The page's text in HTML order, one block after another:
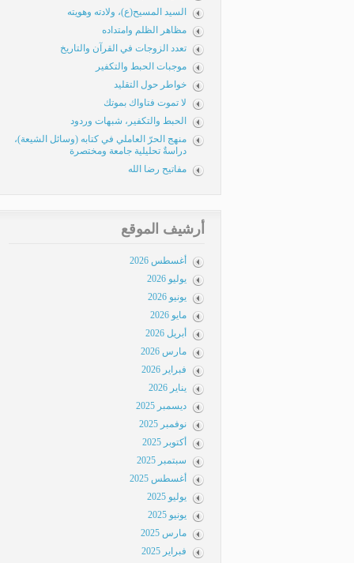
السيد المسيح(ع)، ولادته وهويته
مظاهر الظلم وامتداده
تعدد الزوجات في القرآن والتاريخ
موجبات الحبط والتكفير
خواطر حول التقليد
لا تموت فتاواك بموتك
الحبط والتكفير، شبهات وردود
منهج الحرّ العاملي في كتابه (وسائل الشيعة)،
دراسةٌ تحليلية جامعة ومختصرة
مفاتيح رضا الله
أرشيف الموقع
أغسطس 2026
يوليو 2026
يونيو 2026
مايو 2026
أبريل 2026
مارس 2026
فبراير 2026
يناير 2026
ديسمبر 2025
نوفمبر 2025
أكتوبر 2025
سبتمبر 2025
أغسطس 2025
يوليو 2025
يونيو 2025
مارس 2025
فبراير 2025